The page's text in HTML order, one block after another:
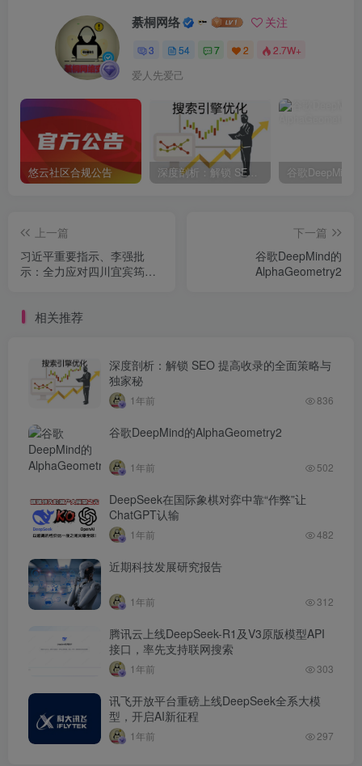
綦桐网络 关注
3 54 7 2 2.7W+
爱人先爱己
悠云社区合规公告 深度剖析：解锁 SEO 提高收录的全面策略与独家秘
上一篇
习近平重要指示、李强批
示：全力应对四川宜宾筠连
下一篇
谷歌DeepMind的
AlphaGeometry2
相关推荐
深度剖析：解锁 SEO 提高收录的全面策略与
独家秘
1年前 836
谷歌DeepMind的AlphaGeometry2
1年前 502
DeepSeek在国际象棋对弈中靠“作弊”让
ChatGPT认输
1年前 482
近期科技发展研究报告
1年前 312
腾讯云上线DeepSeek-R1及V3原版模型API
接口，率先支持联网搜索
1年前 303
讯飞开放平台重磅上线DeepSeek全系大模
型，开启AI新征程
1年前 297